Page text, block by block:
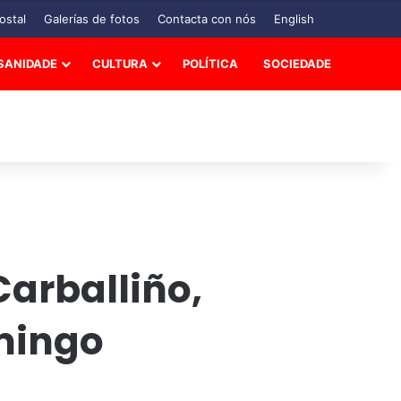
Galerías de fotos Contacta con nós English
CULTURA POLÍTICA SOCIEDADE